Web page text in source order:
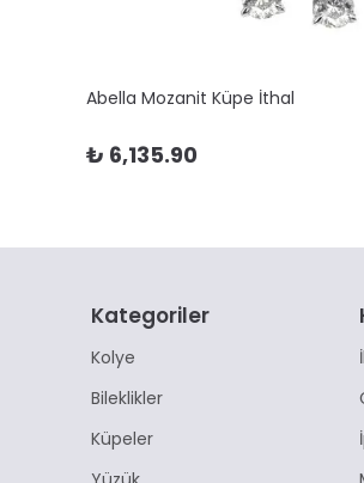
Abella Mozanit Küpe İthal
₺ 6,135.90
Kategoriler
Kolye
Bileklikler
Küpeler